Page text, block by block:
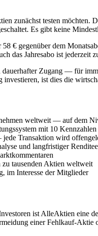
zunächst testen möchten.
Es gibt keine
€ gegenüber dem
das Jahresabo ist jederzeit
Zugang — für
investieren, ist dies die
weltweit — auf dem
mit 10
Transaktion wird
und langfristiger
tausenden Aktien weltweit
im Interesse der Mitglieder
ist AlleAktien eine
einer Fehlkauf-